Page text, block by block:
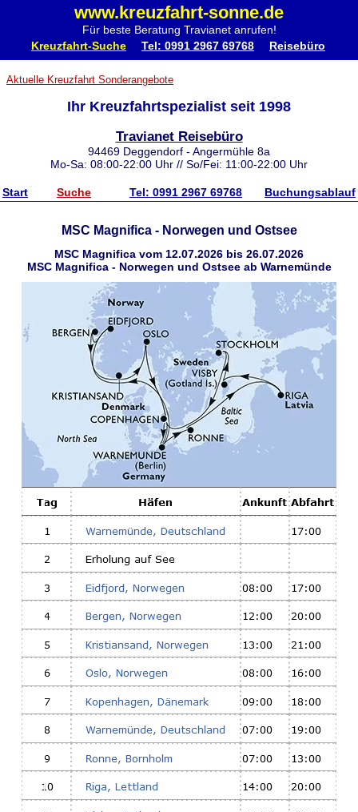
www.kreuzfahrt-sonne.de
Für beste Beratung Travianet anrufen!
Kreuzfahrt-Suche Tel: 0991 2967 69768 Reisebüro
Aktuelle Kreuzfahrt Sonderangebote
Ihr Kreuzfahrtspezialist seit 1998
Travianet Reisebüro
94469 Deggendorf - Angermühle 8a
Mo-Sa: 08:00-22:00 Uhr // So/Fei: 11:00-22:00 Uhr
Start Suche Tel: 0991 2967 69768 Buchungsablauf
MSC Magnifica - Norwegen und Ostsee
MSC Magnifica vom 12.07.2026 bis 26.07.2026
MSC Magnifica - Norwegen und Ostsee ab Warnemünde